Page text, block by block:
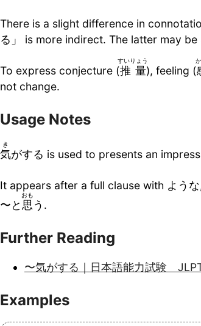
There is a slight difference in
る」 is more indirect. The latter may
To express conjecture (推量
すいりょう
), feeling (
not change.
Usage Notes
気
き
がする is used to presents an
It appears after a full clause with よう
〜と 思
おも
う.
Further Reading
〜気がする｜日本語能力試験
Examples